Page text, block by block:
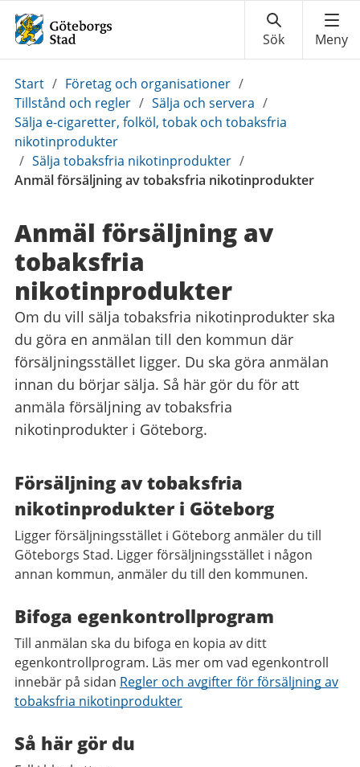
Du
är
här:
Start / Företag och organisationer /
Tillstånd och regler / Sälja och servera /
Sälja e-cigaretter, folköl, tobak och tobaksfria
nikotinprodukter
/ Sälja tobaksfria nikotinprodukter /
Anmäl försäljning av tobaksfria nikotinprodukter
Anmäl försäljning av
tobaksfria
nikotinprodukter
Om du vill sälja tobaksfria nikotinprodukter ska
du göra en anmälan till den kommun där
försäljningsstället ligger. Du ska göra anmälan
innan du börjar sälja. Så här gör du för att
anmäla försäljning av tobaksfria
nikotinprodukter i Göteborg.
Försäljning av tobaksfria
nikotinprodukter i Göteborg
Ligger försäljningsstället i Göteborg anmäler du till
Göteborgs Stad. Ligger försäljningsstället i någon
annan kommun, anmäler du till den kommunen.
Bifoga egenkontrollprogram
Till anmälan ska du bifoga en kopia av ditt
egenkontrollprogram. Läs mer om vad egenkontroll
innebär på sidan Regler och avgifter för försäljning av
tobaksfria nikotinprodukter
Så här gör du